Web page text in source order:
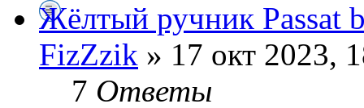
Жёлтый ручник Passat
FizZzik » 17 окт 2023,
7 Ответы